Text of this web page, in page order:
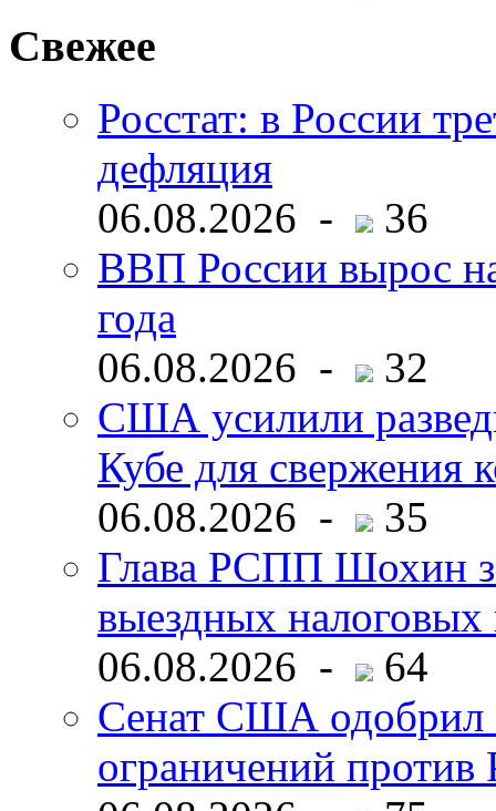
Свежее
Росстат: в России
дефляция
06.08.2026 -
36
ВВП России вырос
года
06.08.2026 -
32
США усилили
Кубе для свержения
06.08.2026 -
35
Глава РСПП Шохин
выездных налоговых
06.08.2026 -
64
Сенат США одобрил
ограничений